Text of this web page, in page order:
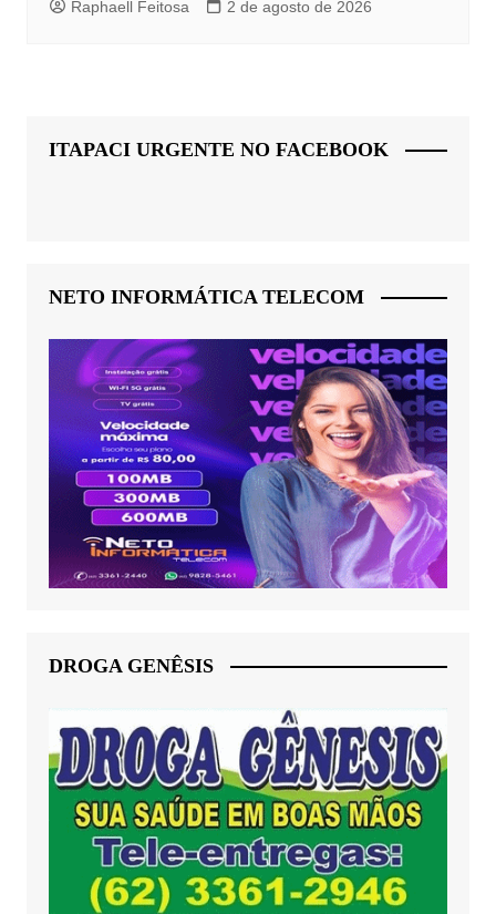
Raphaell Feitosa 2 de agosto de 2026
ITAPACI URGENTE NO FACEBOOK
NETO INFORMÁTICA TELECOM
DROGA GENÊSIS